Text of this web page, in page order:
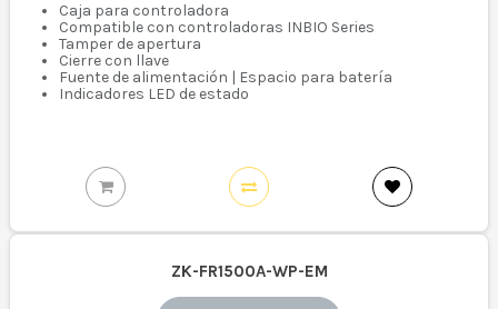
Caja para controladora
Compatible con controladoras INBIO Series
Tamper de apertura
Cierre con llave
Fuente de alimentación | Espacio para batería
Indicadores LED de estado
ZK-FR1500A-WP-EM